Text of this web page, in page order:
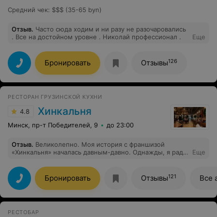
Средний чек: $$$ (35-65 byn)
Отзыв. Часто сюда ходим и ни разу не разочаровались
. Все на достойном уровне . Николай профессионал .
Еще
Бронировать Отзывы126
РЕСТОРАН ГРУЗИНСКОЙ КУХНИ
4.8 Хинкальня
Минск, пр-т Победителей, 9 до 23:00
Отзыв. Великолепно. Моя история с франшизой
«Хинкальня» началась давным-давно. Однажды, я ради
оценить масштаб трагедии, потому что считал
франшизы третьесортным заведением. В этот самый
момент я и влюбился в Хинкальню. Поймите меня, я
человек настолько искушенный, что меня можно
счесть за критика, ведь я бывал во многих пафосных
хочу показать, что мое восхищение данной франшизой
Еще
Бронировать Отзывы121 Все
РЕСТОБАР